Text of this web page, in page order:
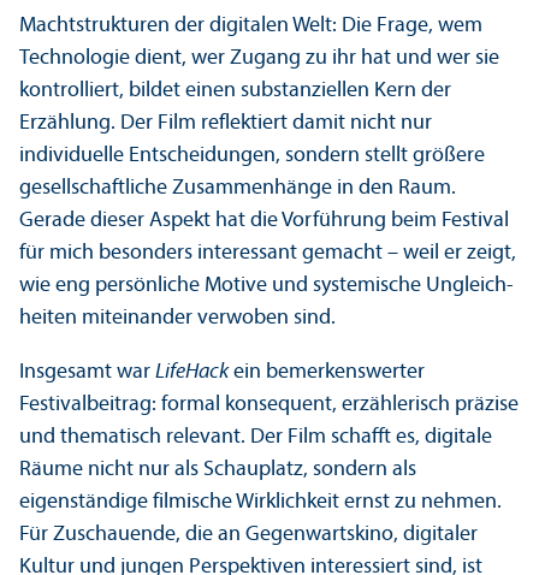
Machtstrukturen der digitalen Welt: Die Frage, wem
Technologie dient, wer Zugang zu ihr hat und wer sie
kontrolliert, bildet einen substanziellen Kern der
Erzählung. Der Film reflektiert damit nicht nur
individuelle Entscheidungen, sondern stellt größere
gesellschaft­liche Zusammenhänge in den Raum.
Gerade dieser Aspekt hat die Vorführung beim Festival
für mich besonders interessant gemacht – weil er zeigt,
wie eng persönliche Motive und systemische Ungleich­
heiten miteinander verwoben sind.
Insgesamt war LifeHackein bemerkenswerter
Festivalbeitrag: formal konsequent, erzählerisch präzise
und thematisch relevant. Der Film schafft es, digitale
Räume nicht nur als Schauplatz, sondern als
eigenständige filmische Wirklichkeit ernst zu nehmen.
Für Zuschauende, die an Gegenwartskino, digitaler
Kultur und jungen Perspektiven interessiert sind, ist